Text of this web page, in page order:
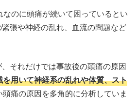
のに頭痛が続いて困っているとい
張や神経の乱れ、血流の問題など
それだけでは事故後の頭痛の原因
用いて神経系の乱れや体質、スト
痛の原因を多角的に分析していま